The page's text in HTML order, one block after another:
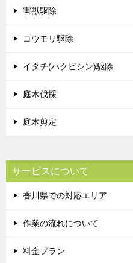
害獣駆除
コウモリ駆除
イタチ(ハクビシン)駆除
庭木伐採
庭木剪定
サービスについて
香川県での対応エリア
作業の流れについて
料金プラン